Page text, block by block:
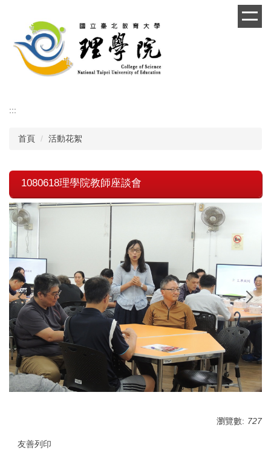
要
:::
首頁 活動花絮
1080618理學院教師座談會
瀏覽數: 727
友善列印